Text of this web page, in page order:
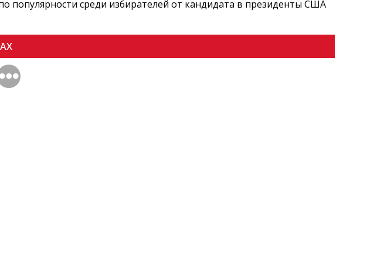
популярности среди избирателей от кандидата в президенты США